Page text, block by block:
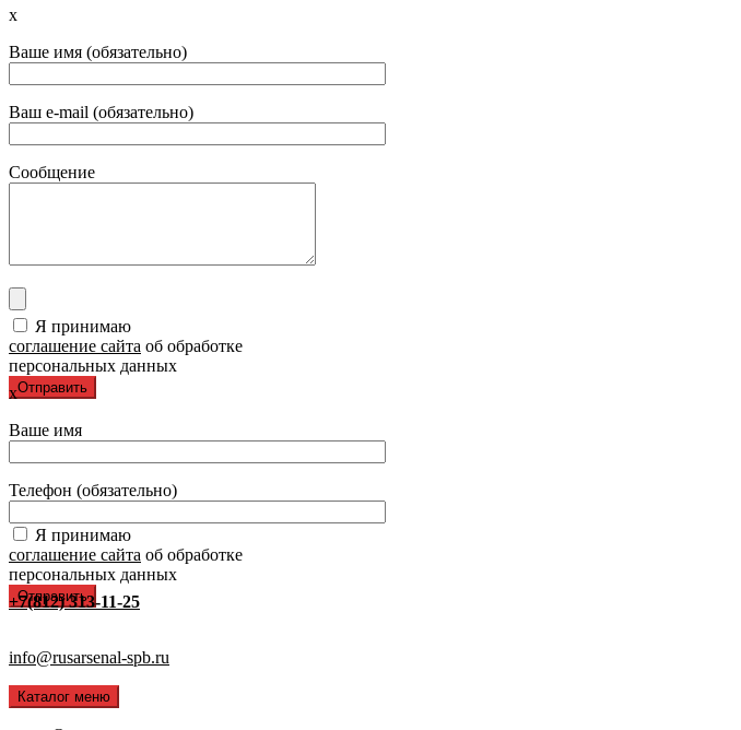
x
Ваше имя (обязательно)
Ваш e-mail (обязательно)
Сообщение
Я принимаю
соглашение сайта об обработке
персональных данных
x
Ваше имя
Телефон (обязательно)
Я принимаю
соглашение сайта об обработке
персональных данных
+7(812) 313-11-25
info@rusarsenal-spb.ru
Каталог меню